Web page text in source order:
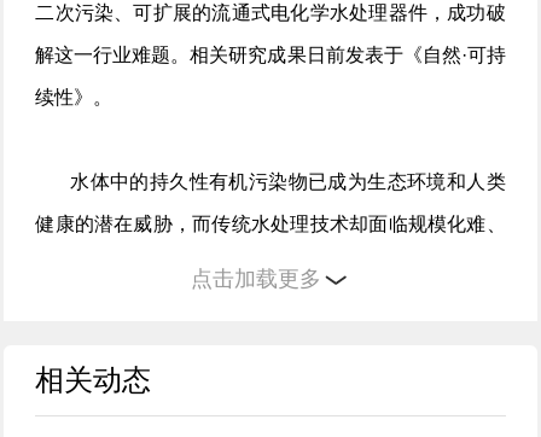
二次污染、可扩展的流通式电化学水处理器件，成功破
解这一行业难题。相关研究成果日前发表于《自然·可持
续性》。
水体中的持久性有机污染物已成为生态环境和人类
健康的潜在威胁，而传统水处理技术却面临规模化难、
易产生二次污染等现实问题。药物、个人护理品以及内
化学高级氧化技术，因需添加支持电解质、仅利用半电
点击加载更多
相关动态